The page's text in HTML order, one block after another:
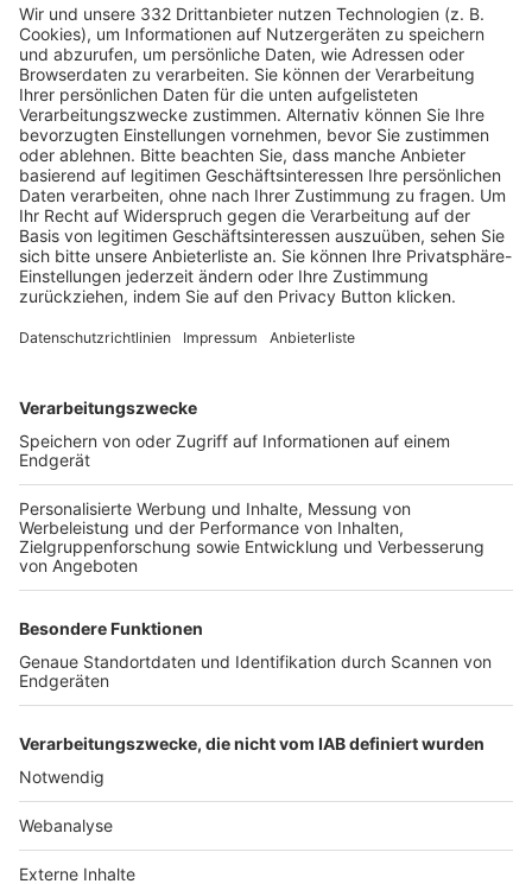
HÄUFIG BESUCHTE SEITEN
Pässe und Vereinswechsel
Trainerausbildung
Schulungsangebot Vereinsmitarbeiter
BFV-Geschäftsstellen
Trainerbörse
Login SpielPlus
FOLGE DEM BFV
TOP-VEREINE
TOP-PARTNER
Nutzungsbedingungen Datenschutz Impressum